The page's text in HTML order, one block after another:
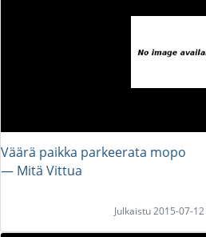
Väärä paikka parkeerata mopo
― Mitä Vittua
Julkaistu 2015-07-